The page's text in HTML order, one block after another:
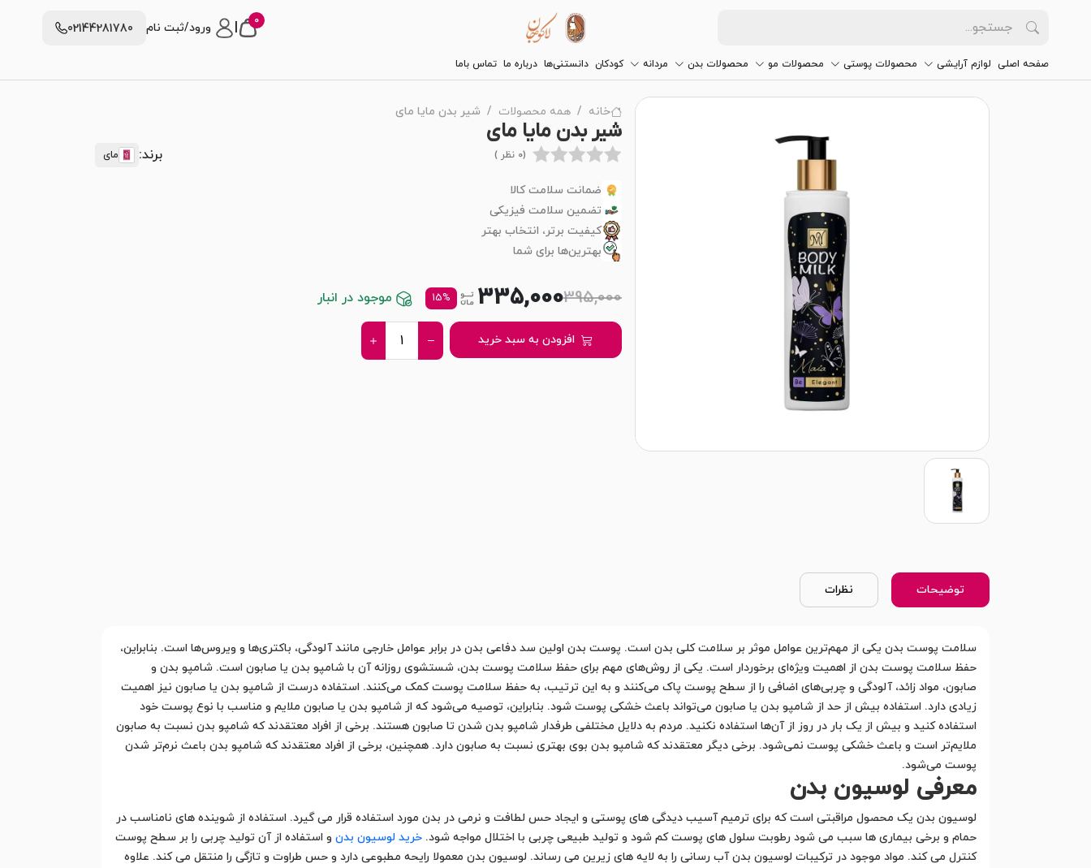
0 ورود/ثبت نام 02144281780
صفحه اصلی لوازم آرایشی محصولات پوستی محصولات مو محصولات بدن مردانه کودکان دانستنی‌ها درباره ما تماس باما
خانه همه محصولات شیر بدن مایا مای
شیر بدن مایا مای
(0 نظر ) برند: مای
ضمانت سلامت کالا
تضمین سلامت فیزیکی
کیفیت برتر، انتخاب بهتر
بهترین‌ها برای شما
395,000
335,000
15% موجود در انبار
افزودن به سبد خرید
توضیحات نظرات
سلامت پوست بدن یکی از مهم‌ترین عوامل موثر بر سلامت کلی بدن است. پوست بدن اولین سد دفاعی بدن در برابر عوامل خارجی مانند آلودگی، باکتری‌ها و ویروس‌ها است. بنابراین،
حفظ سلامت پوست بدن از اهمیت ویژه‌ای برخوردار است. یکی از روش‌های مهم برای حفظ سلامت پوست بدن، شستشوی روزانه آن با شامپو بدن یا صابون است. شامپو بدن و
صابون، مواد زائد، آلودگی و چربی‌های اضافی را از سطح پوست پاک می‌کنند و به این ترتیب، به حفظ سلامت پوست کمک می‌کنند. استفاده درست از شامپو بدن یا صابون نیز اهمیت
زیادی دارد. استفاده بیش از حد از شامپو بدن یا صابون می‌تواند باعث خشکی پوست شود. بنابراین، توصیه می‌شود که از شامپو بدن یا صابون ملایم و مناسب با نوع پوست خود
استفاده کنید و بیش از یک بار در روز از آن‌ها استفاده نکنید. مردم به دلایل مختلفی طرفدار شامپو بدن شدن تا صابون هستند. برخی از افراد معتقدند که شامپو بدن نسبت به صابون
ملایم‌تر است و باعث خشکی پوست نمی‌شود. برخی دیگر معتقدند که شامپو بدن بوی بهتری نسبت به صابون دارد. همچنین، برخی از افراد معتقدند که شامپو بدن باعث نرم‌تر شدن
پوست می‌شود.
معرفی لوسیون بدن
لوسیون بدن یک محصول مراقبتی است که برای ترمیم آسیب دیدگی های پوستی و ایجاد حس لطافت و نرمی در بدن مورد استفاده قرار می گیرد. استفاده از شوینده های نامناسب در
حمام و برخی بیماری ها سبب می شود رطوبت سلول های پوست کم شود و تولید طبیعی چربی با اختلال مواجه شود. خرید لوسیون بدنو استفاده از آن تولید چربی را بر سطح پوست
کنترل می کند. مواد موجود در ترکیبات لوسیون بدن آب رسانی را به لایه های زیرین می رساند. لوسیون بدن معمولا رایحه مطبوعی دارد و حس طراوت و تازگی را منتقل می کند. علاوه